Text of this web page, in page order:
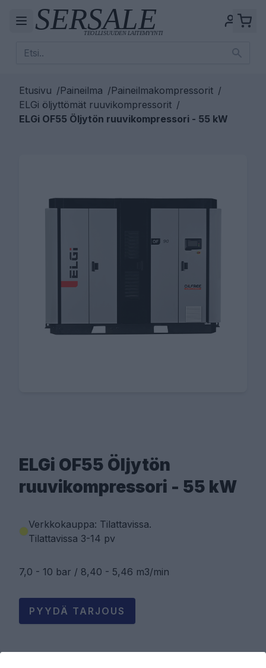
Etusivu /Paineilma /Paineilmakompressorit /
ELGi öljyttömät ruuvikompressorit /
ELGi OF55 Öljytön ruuvikompressori - 55 kW
ELGi OF55 Öljytön
ruuvikompressori - 55 kW
Verkkokauppa: Tilattavissa.
Tilattavissa 3-14 pv
7,0 - 10 bar / 8,40 - 5,46 m3/min
PYYDÄ TARJOUS